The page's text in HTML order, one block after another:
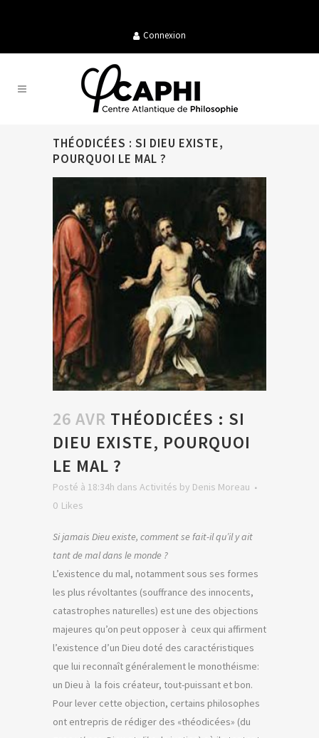
Connexion
THÉODICÉES : SI DIEU EXISTE,
POURQUOI LE MAL ?
26 AVR THÉODICÉES : SI
DIEU EXISTE, POURQUOI
LE MAL ?
Posté à 18:34h dans Activités by Denis Moreau
0 Likes
Si jamais Dieu existe, comment se fait-il qu’il y ait
tant de mal dans le monde ?
L’existence du mal, notamment sous ses formes
les plus révoltantes (souffrance des innocents,
catastrophes naturelles) est une des objections
majeures qu’on peut opposer à ceux qui affirment
l’existence d’un Dieu doté des caractéristiques
que lui reconnaît généralement le monothéisme:
un Dieu à la fois créateur, tout-puissant et bon.
Pour lever cette objection, certains philosophes
ont entrepris de rédiger des «théodicées» (du